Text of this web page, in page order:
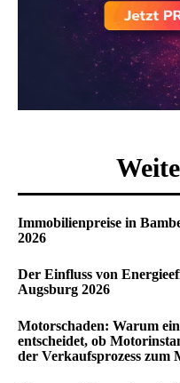
Immobilienpreise in
2026
Der Einfluss von
Augsburg 2026
Motorschaden: Warum
entscheidet, ob
der Verkaufsprozess zum